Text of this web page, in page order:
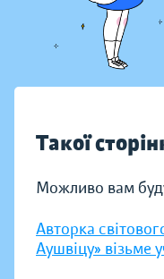
Такої
Можливо вам
Авторка
Аушвіцу» візьме